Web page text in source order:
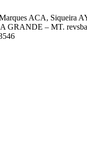
Marques ACA,
– MT. revsbau